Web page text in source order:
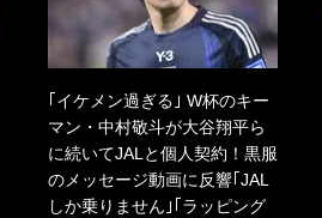
｢イケメン過ぎる｣ W杯のキー
マン・中村敬斗が大谷翔平ら
に続いてJALと個人契約！黒服
のメッセージ動画に反響｢JAL
しか乗りません｣｢ラッピング